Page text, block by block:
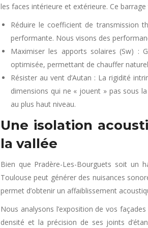
les faces intérieure et extérieure. Ce
Réduire le coefficient de transmission
performante. Nous visons des
Maximiser les apports solaires (Sw) :
optimisée, permettant de chauffer
Résister au vent d’Autan : La rigidité
dimensions qui ne « jouent » pas sous
au plus haut niveau.
Une isolation
la vallée
Bien que Pradère-Les-Bourguets soit un
Toulouse peut générer des nuisances
permet d’obtenir un affaiblissement
Nous analysons l’exposition de vos
densité et la précision de ses joints